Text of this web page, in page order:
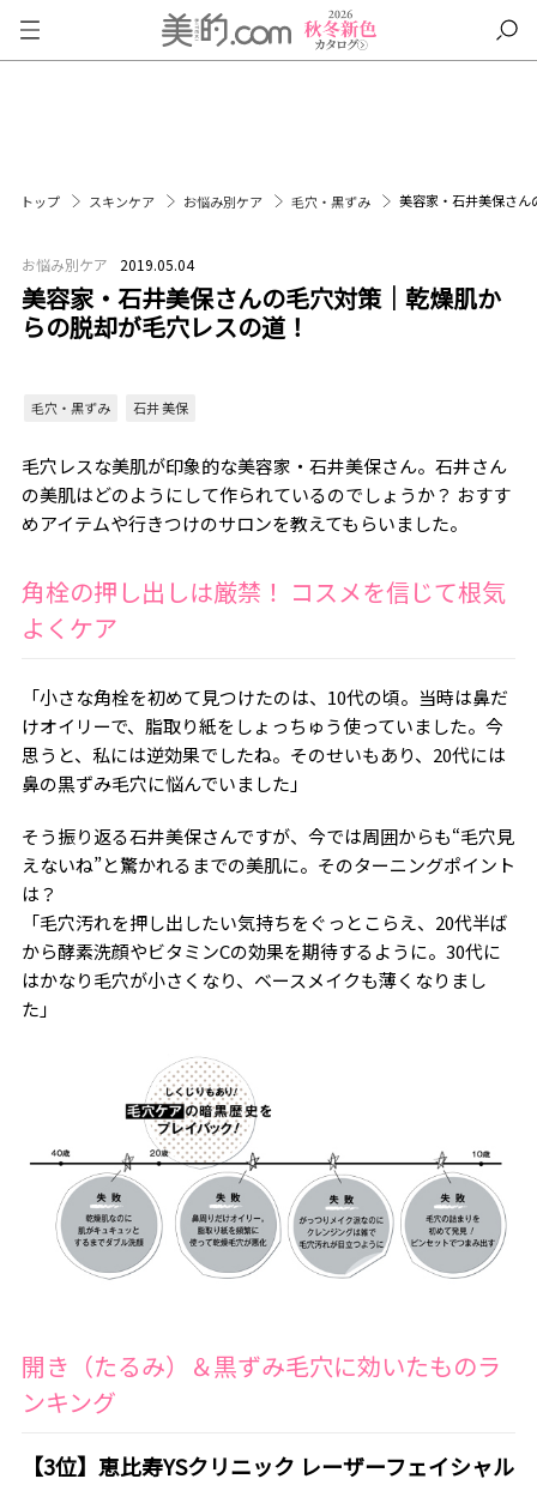
トップ スキンケア お悩み別ケア 毛穴・黒ずみ 美容家・石井美保さん
お悩み別ケア 2019.05.04
美容家・石井美保さんの毛穴対策｜乾燥肌か
らの脱却が毛穴レスの道！
毛穴・黒ずみ 石井 美保
毛穴レスな美肌が印象的な美容家・石井美保さん。石井さん
の美肌はどのようにして作られているのでしょうか？ おすす
めアイテムや行きつけのサロンを教えてもらいました。
角栓の押し出しは厳禁！ コスメを信じて根気
よくケア
「小さな角栓を初めて見つけたのは、10代の頃。当時は鼻だ
けオイリーで、脂取り紙をしょっちゅう使っていました。今
思うと、私には逆効果でしたね。そのせいもあり、20代には
鼻の黒ずみ毛穴に悩んでいました」
そう振り返る石井美保さんですが、今では周囲からも“毛穴見
えないね”と驚かれるまでの美肌に。そのターニングポイント
は？
「毛穴汚れを押し出したい気持ちをぐっとこらえ、20代半ば
から酵素洗顔やビタミンCの効果を期待するように。30代に
はかなり毛穴が小さくなり、ベースメイクも薄くなりまし
た」
開き（たるみ）＆黒ずみ毛穴に効いたものラ
ンキング
【3位】恵比寿YSクリニック レーザーフェイシャル